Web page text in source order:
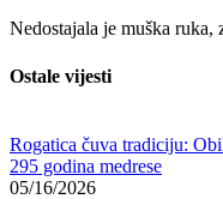
Nedostajala je muška ruka,
Ostale vijesti
Rogatica čuva tradiciju:
295 godina medrese
05/16/2026